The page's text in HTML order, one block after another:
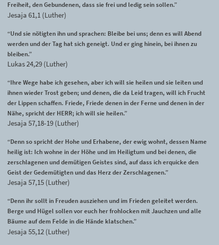
Freiheit, den Gebundenen, dass sie frei und ledig sein sollen.”
Jesaja 61,1 (Luther)
“Und sie nötigten ihn und sprachen: Bleibe bei uns; denn es will Abend
werden und der Tag hat sich geneigt. Und er ging hinein, bei ihnen zu
bleiben.”
Lukas 24,29 (Luther)
“Ihre Wege habe ich gesehen, aber ich will sie heilen und sie leiten und
ihnen wieder Trost geben; und denen, die da Leid tragen, will ich Frucht
der Lippen schaffen. Friede, Friede denen in der Ferne und denen in der
Nähe, spricht der HERR; ich will sie heilen.”
Jesaja 57,18-19 (Luther)
“Denn so spricht der Hohe und Erhabene, der ewig wohnt, dessen Name
heilig ist: Ich wohne in der Höhe und im Heiligtum und bei denen, die
zerschlagenen und demütigen Geistes sind, auf dass ich erquicke den
Geist der Gedemütigten und das Herz der Zerschlagenen.”
Jesaja 57,15 (Luther)
“Denn ihr sollt in Freuden ausziehen und im Frieden geleitet werden.
Berge und Hügel sollen vor euch her frohlocken mit Jauchzen und alle
Bäume auf dem Felde in die Hände klatschen.”
Jesaja 55,12 (Luther)